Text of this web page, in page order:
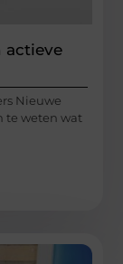
actieve
Nieuwe
te weten wat